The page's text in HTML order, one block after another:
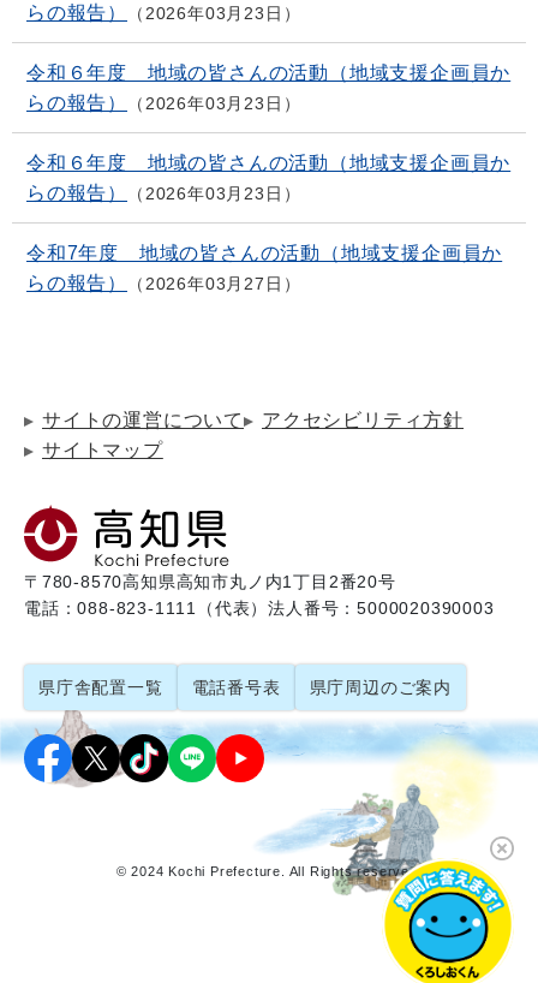
らの報告）
2026年03月23日
令和６年度 地域の皆さんの活動（地域支援企画員か
らの報告）
2026年03月23日
令和６年度 地域の皆さんの活動（地域支援企画員か
らの報告）
2026年03月23日
令和7年度 地域の皆さんの活動（地域支援企画員か
らの報告）
2026年03月27日
サイトの運営について
アクセシビリティ方針
サイトマップ
〒780-8570高知県高知市丸ノ内1丁目2番20号
電話：088-823-1111（代表）法人番号：5000020390003
県庁舎配置一覧 電話番号表 県庁周辺のご案内
© 2024 Kochi Prefecture. All Rights reserved.